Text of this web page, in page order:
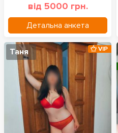
від 5000 грн.
Детальна анкета
Таня VIP